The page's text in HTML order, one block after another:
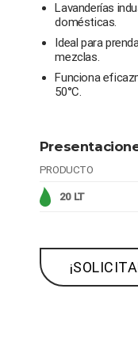
Lavanderías
domésticas.
Ideal para
mezclas.
Funciona
50°C.
PRODUCTO
20 LT